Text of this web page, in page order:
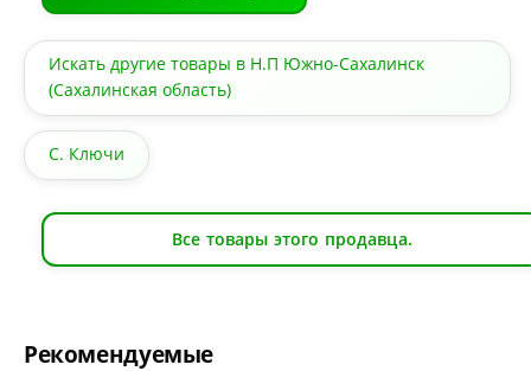
Искать другие товары в Н.П Южно-Сахалинск
(Сахалинская область)
С. Ключи
Все товары этого продавца.
Рекомендуемые